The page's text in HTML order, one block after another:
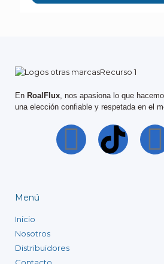
En RoalFlux, nos apasiona lo que
una elección confiable y respetada en el
Menú
Inicio
Nosotros
Distribuidores